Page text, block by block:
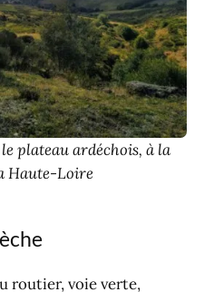
plateau ardéchois, à la
Haute-Loire
routier, voie verte,